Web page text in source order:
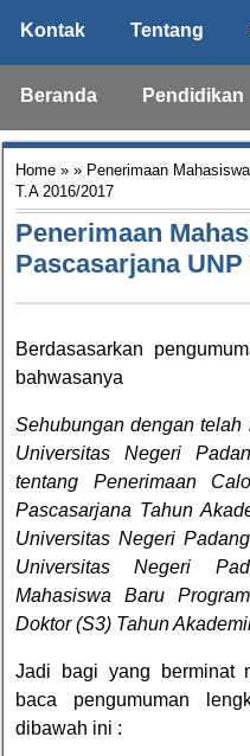
Kontak Tentang
Beranda Pendidikan
Home » » Penerimaan
T.A 2016/2017
Penerimaan
Pascasarjana UNP
Berdasasarkan
bahwasanya
Sehubungan dengan telah
Universitas Negeri
tentang Penerimaan
Pascasarjana Tahun
Universitas Negeri
Universitas Negeri
Mahasiswa Baru
Doktor (S3) Tahun
Jadi bagi yang berminat
baca pengumuman
dibawah ini :